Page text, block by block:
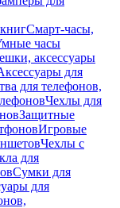
Смарт-часы,
часы
аксессуары
для
для телефонов,
Чехлы для
Защитные
Игровые
Чехлы с
для
Сумки для
для